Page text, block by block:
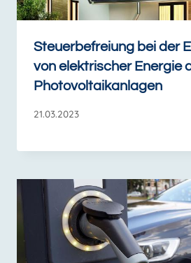
Steuerbefreiung bei der
von elektrischer Energie
Photovoltaikanlagen
21.03.2023